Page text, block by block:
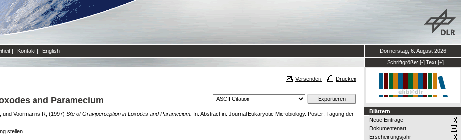
| Kontakt | English
Donnerstag, 6. August 2026
Schriftgröße: [-] Text [+]
Versenden Drucken
and Paramecium
und Voormanns R, (1997) Site of Graviperception in Loxodes and Paramecium. In: Abstract in: Journal Eukaryotic Microbiology. Poster: Tagung der
stellen.
Blättern
Neue Einträge
Dokumentenart
Erscheinungsjahr